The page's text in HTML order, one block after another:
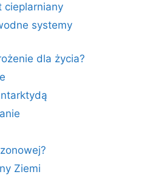
cieplarniany
systemy
dla życia?
Ziemi